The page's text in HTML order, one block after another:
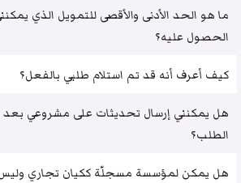
ما هو الحد الأدنى والأقصى للتمويل الذي
الحصول عليه؟
كيف أعرف أنه قد تم استلام طلبي بالفعل؟
هل يمكنني إرسال تحديثات على مشروعي بعد
الطلب؟
هل يمكن لمؤسسة مسجلّة ككيان تجاري